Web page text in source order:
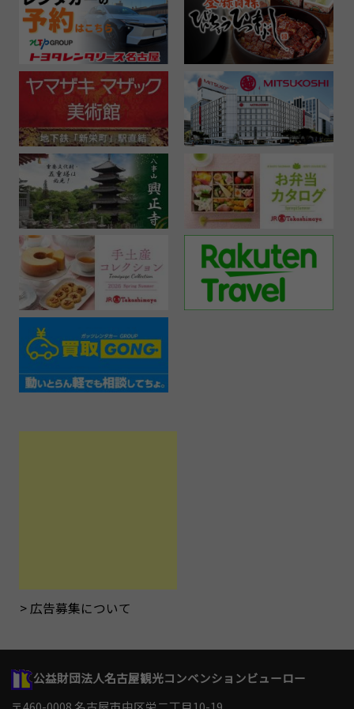
広告募集について
公益財団法人名古屋観光コンベンションビューロー